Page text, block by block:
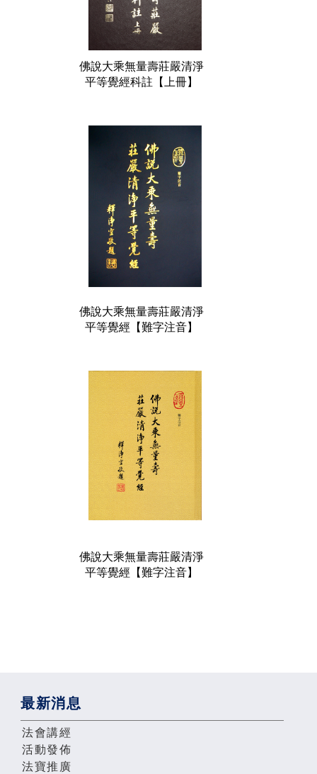
佛說大乘無量壽莊嚴清淨
平等覺經科註【上冊】
佛說大乘無量壽莊嚴清淨
平等覺經【難字注音】
佛說大乘無量壽莊嚴清淨
平等覺經【難字注音】
最新消息
法會講經
活動發佈
法寶推廣